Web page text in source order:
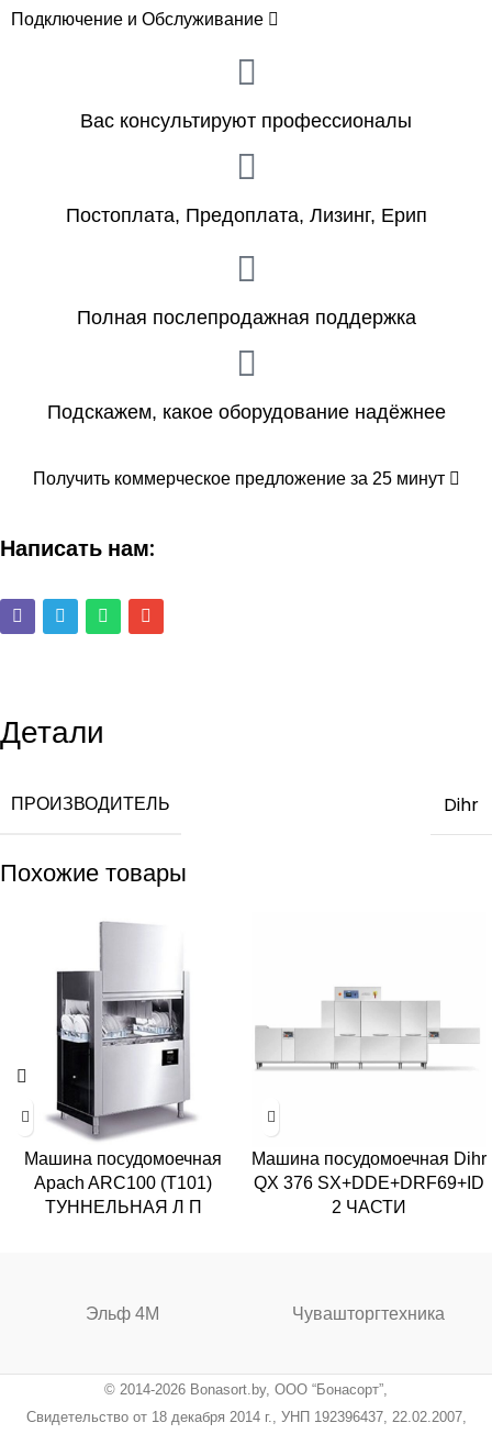
Подключение и Обслуживание
Вас консультируют профессионалы
Постоплата, Предоплата, Лизинг, Ерип
Полная послепродажная поддержка
Подскажем, какое оборудование надёжнее
Получить коммерческое предложение за 25 минут
Написать нам:
Детали
ПРОИЗВОДИТЕЛЬ Dihr
Похожие товары
Машина посудомоечная
Apach ARC100 (T101)
ТУННЕЛЬНАЯ Л П
Машина посудомоечная Dihr
QX 376 SX+DDE+DRF69+ID
2 ЧАСТИ
Эльф 4М Чувашторгтехника
© 2014-2026 Bonasort.by, ООО “Бонасорт”,
Свидетельство от 18 декабря 2014 г., УНП 192396437, 22.02.2007,